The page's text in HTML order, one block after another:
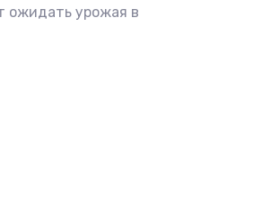
ожидать урожая в